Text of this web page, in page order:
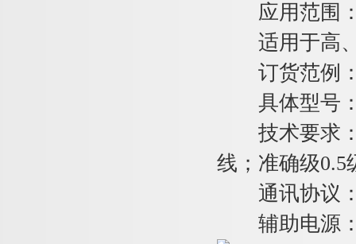
应用范围
适用于高、
订货范例
具体型号：
技术要求：
线；准确级0.5
通讯协议：
辅助电源：